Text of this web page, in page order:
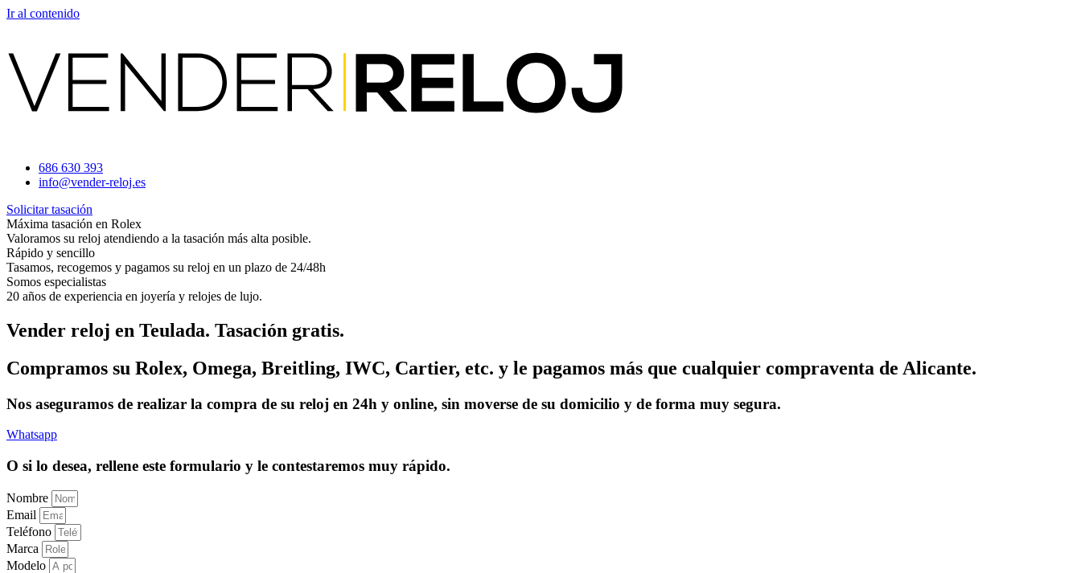
Ir al contenido
686 630 393
info@vender-reloj.es
Solicitar tasación
Máxima tasación en Rolex
Valoramos su reloj atendiendo a la tasación más alta posible.
Rápido y sencillo
Tasamos, recogemos y pagamos su reloj en un plazo de 24/48h
Somos especialistas
20 años de experiencia en joyería y relojes de lujo.
Vender reloj en Teulada. Tasación gratis.
Compramos su Rolex, Omega, Breitling, IWC, Cartier, etc. y le pagamos más que cualquier compraventa de Alicante.
Nos aseguramos de realizar la compra de su reloj en 24h y online, sin moverse de su domicilio y de forma muy segura.
Whatsapp
O si lo desea, rellene este formulario y le contestaremos muy rápido.
Nombre
Email
Teléfono
Marca
Modelo